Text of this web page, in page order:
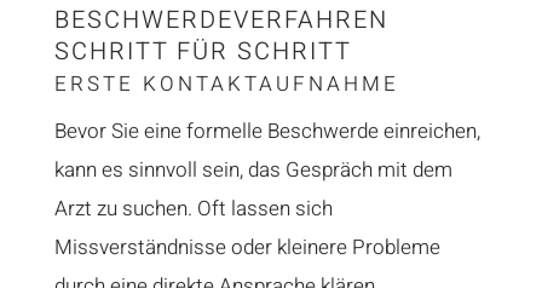
BESCHWERDEVERFAHREN
SCHRITT FÜR SCHRITT
ERSTE KONTAKTAUFNAHME
Bevor Sie eine formelle Beschwerde einreichen,
kann es sinnvoll sein, das Gespräch mit dem
Arzt zu suchen. Oft lassen sich
Missverständnisse oder kleinere Probleme